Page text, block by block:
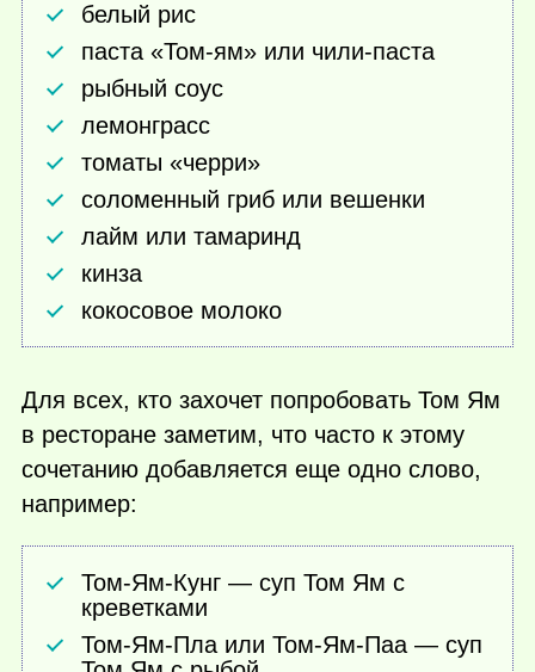
белый рис
паста «Том-ям» или чили-паста
рыбный соус
лемонграсс
томаты «черри»
соломенный гриб или вешенки
лайм или тамаринд
кинза
кокосовое молоко
Для всех, кто захочет попробовать Том Ям
в ресторане заметим, что часто к этому
сочетанию добавляется еще одно слово,
например:
Том-Ям-Кунг — суп Том Ям с
креветками
Том-Ям-Пла или Том-Ям-Паа — суп